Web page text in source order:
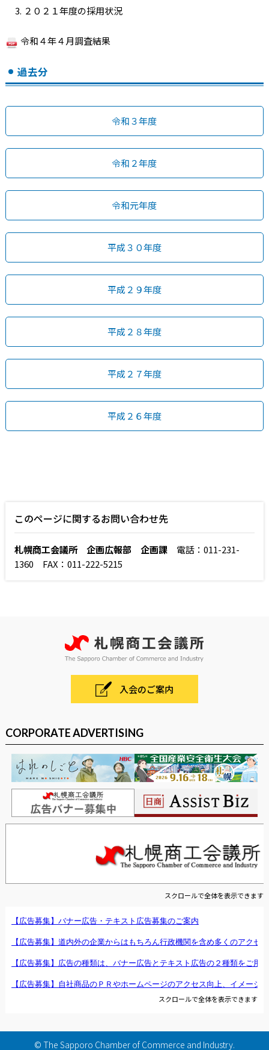
２０２１年度の採用状況
令和４年４月調査結果
過去分
令和３年度
令和２年度
令和元年度
平成３０年度
平成２９年度
平成２８年度
平成２７年度
平成２６年度
このページに関するお問い合わせ先
札幌商工会議所 企画広報部 企画課電話：011-231-
1360 FAX：011-222-5215
入会のご案内
CORPORATE ADVERTISING
スクロールで全体を表示できます
スクロールで全体を表示できます
© The Sapporo Chamber of Commerce and Industry.